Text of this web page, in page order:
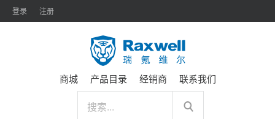
登录 注册
商城 产品目录 经销商 联系我们